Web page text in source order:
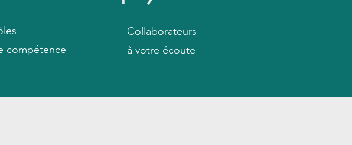
compétence
Collaborateurs
à votre écoute